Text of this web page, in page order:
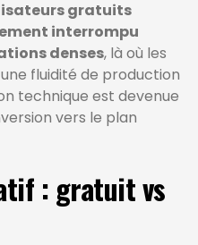
gratuits
interrompu
denses, là où les
fluidité de production
technique est devenue
vers le plan
: gratuit vs